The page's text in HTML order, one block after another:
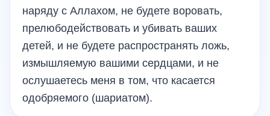
наряду с Аллахом, не будете воровать,
прелюбодействовать и убивать ваших
детей, и не будете распространять ложь,
измышляемую вашими сердцами, и не
ослушаетесь меня в том, что касается
одобряемого (шариатом).